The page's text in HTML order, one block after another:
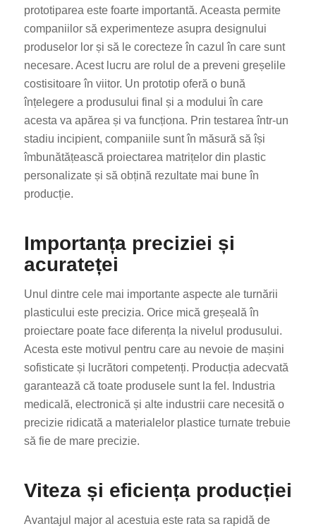
prototiparea este foarte importantă. Aceasta permite
companiilor să experimenteze asupra designului
produselor lor și să le corecteze în cazul în care sunt
necesare. Acest lucru are rolul de a preveni greșelile
costisitoare în viitor. Un prototip oferă o bună
înțelegere a produsului final și a modului în care
acesta va apărea și va funcționa. Prin testarea într-un
stadiu incipient, companiile sunt în măsură să își
îmbunătățească proiectarea matrițelor din plastic
personalizate și să obțină rezultate mai bune în
producție.
Importanța preciziei și
acurateței
Unul dintre cele mai importante aspecte ale turnării
plasticului este precizia. Orice mică greșeală în
proiectare poate face diferența la nivelul produsului.
Acesta este motivul pentru care au nevoie de mașini
sofisticate și lucrători competenți. Producția adecvată
garantează că toate produsele sunt la fel. Industria
medicală, electronică și alte industrii care necesită o
precizie ridicată a materialelor plastice turnate trebuie
să fie de mare precizie.
Viteza și eficiența producției
Avantajul major al acestuia este rata sa rapidă de